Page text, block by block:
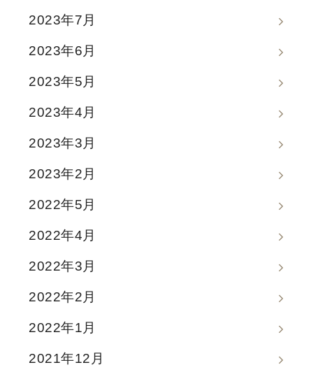
2023年7月
2023年6月
2023年5月
2023年4月
2023年3月
2023年2月
2022年5月
2022年4月
2022年3月
2022年2月
2022年1月
2021年12月